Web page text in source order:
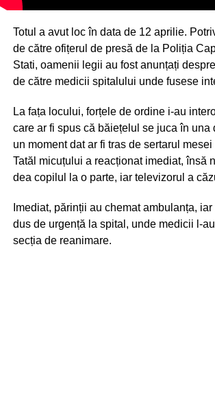
Totul a avut loc în data de 12 aprilie.
de către ofițerul de presă de la Poliția
Stati, oamenii legii au fost anunțați
de către medicii spitalului unde fusese
La fața locului, forțele de ordine i-au
care ar fi spus că băiețelul se juca în una
un moment dat ar fi tras de sertarul
Tatăl micuțului a reacționat imediat, însă
dea copilul la o parte, iar televizorul a
Imediat, părinții au chemat ambulanța,
dus de urgență la spital, unde medicii l-
secția de reanimare.